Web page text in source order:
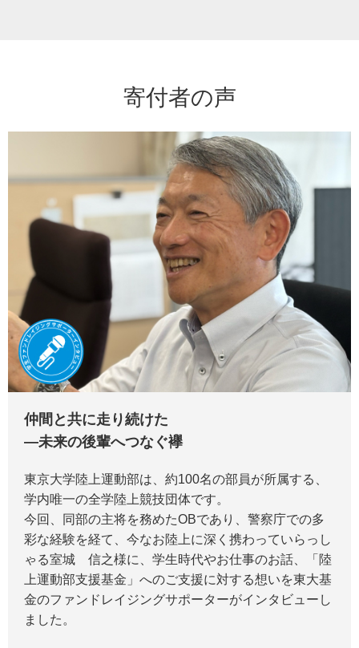
寄付者の声
仲間と共に走り続けた
―未来の後輩へつなぐ襷
東京大学陸上運動部は、約100名の部員が所属する、
学内唯一の全学陸上競技団体です。
今回、同部の主将を務めたOBであり、警察庁での多
彩な経験を経て、今なお陸上に深く携わっていらっし
ゃる室城 信之様に、学生時代やお仕事のお話、「陸
上運動部支援基金」へのご支援に対する想いを東大基
金のファンドレイジングサポーターがインタビューし
ました。